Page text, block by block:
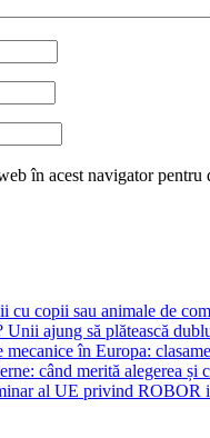
în acest navigator pentru
cu copii sau animale de
Unii ajung să plătească
în Europa:
când merită alegerea și
al UE privind ROBOR